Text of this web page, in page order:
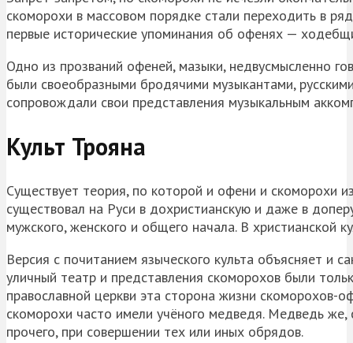
скоморохи в массовом порядке стали переходить в
первые исторические упоминания об офенях —
Одно из прозваний офеней, мазыки, недвусмысленно
были своеобразными бродячими музыкантами,
сопровождали свои представления музыкальным
Культ Трояна
Существует теория, по которой и офени и скоморохи
существовал на Руси в дохристианскую и даже в
мужского, женского и общего начала. В христианской
Версия с почитанием языческого культа объясняет и
уличный театр и представления скоморохов были
православной церкви эта сторона жизни скоморохов-
скоморохи часто имели учёного медведя. Медведь
прочего, при совершении тех или иных обрядов.